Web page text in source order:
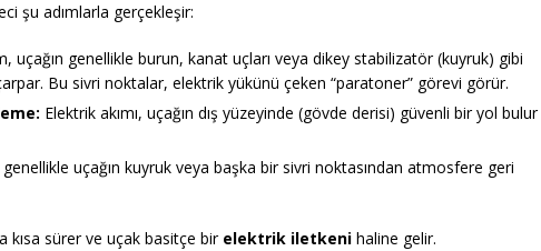
şu adımlarla gerçekleşir:
uçağın genellikle burun, kanat uçları veya dikey stabilizatör (kuyruk) gibi
Bu sivri noktalar, elektrik yükünü çeken “paratoner” görevi görür.
Elektrik akımı, uçağın dış yüzeyinde (gövde derisi) güvenli bir yol bulur
genellikle uçağın kuyruk veya başka bir sivri noktasından atmosfere geri
kısa sürer ve uçak basitçe bir elektrik iletkeni haline gelir.